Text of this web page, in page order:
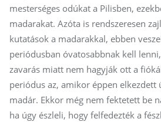
mesterséges odúkat a Pilisben,
madarakat. Azóta is rendszeresen
kutatások a madarakkal, ebben
periódusban óvatosabbnak kell
zavarás miatt nem hagyják ott a
periódus az, amikor éppen elkezdett
madár. Ekkor még nem fektetett be
ha úgy észleli, hogy felfedezték a